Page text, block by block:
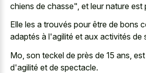
chiens de chasse", et leur nature est
Elle les a trouvés pour être de bons
adaptés à l'agilité et aux activités de
Mo, son teckel de près de 15 ans,
d'agilité et de spectacle.